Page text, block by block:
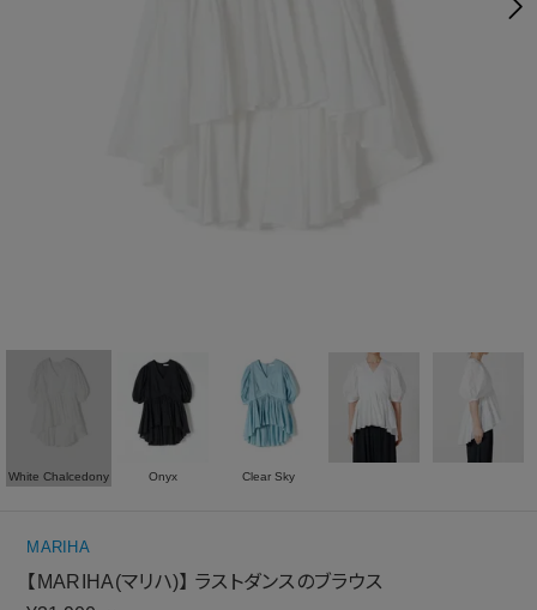
White Chalcedony Onyx Clear Sky
MARIHA
【MARIHA(マリハ)】 ラストダンスのブラウス